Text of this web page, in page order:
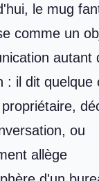
le mug
comme un
autant
: il dit quelque
ou
allège